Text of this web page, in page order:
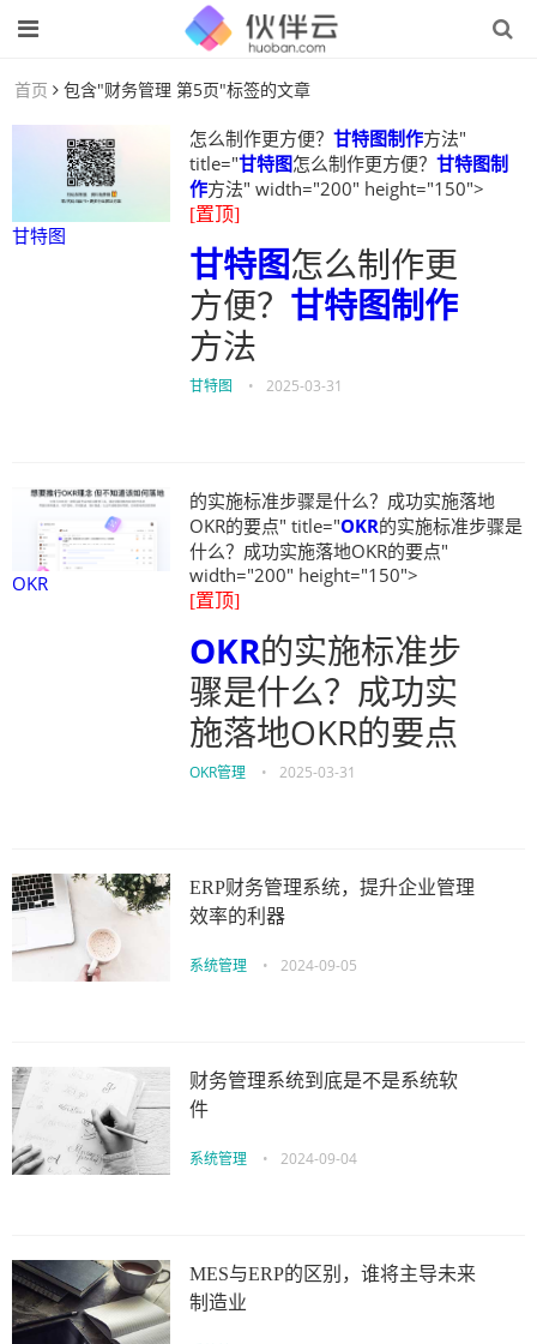
首页 包含"财务管理 第5页"标签的文章
甘特图
怎么制作更方便？ 甘特图制作方法"
title="甘特图怎么制作更方便？ 甘特图制
作方法" width="200" height="150">
[置顶]
甘特图怎么制作更
方便？ 甘特图制作
方法
甘特图 • 2025-03-31
OKR
的实施标准步骤是什么？成功实施落地
OKR的要点" title="OKR的实施标准步骤是
什么？成功实施落地OKR的要点"
width="200" height="150">
[置顶]
OKR的实施标准步
骤是什么？成功实
施落地OKR的要点
OKR管理 • 2025-03-31
ERP财务管理系统，提升企业管理
效率的利器
系统管理 • 2024-09-05
财务管理系统到底是不是系统软
件
系统管理 • 2024-09-04
MES与ERP的区别，谁将主导未来
制造业